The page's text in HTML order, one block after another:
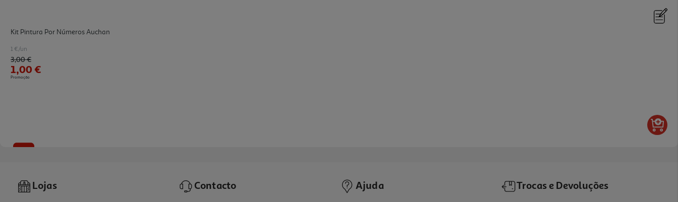
Kit Pintura Por Números Auchan
1 €/un
Price reduced from
3,00 €to
1,00 €
Promoção
Lojas Contacto Ajuda Trocas e Devoluções